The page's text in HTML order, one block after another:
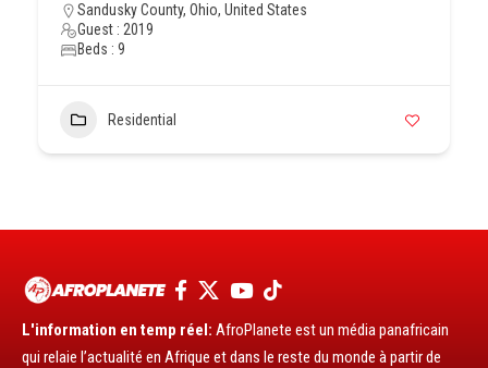
Sandusky County, Ohio, United States
Guest : 2019
Beds : 9
Residential
L'information en temp réel: AfroPlanete est un média panafricain
qui relaie l’actualité en Afrique et dans le reste du monde à partir de